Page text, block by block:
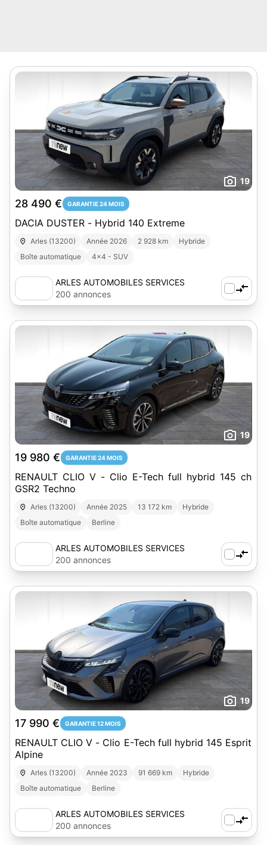
19
28 490 € GARANTIE 24 MOIS
DACIA DUSTER - Hybrid 140 Extreme
Arles (13200) Année 2026 2 928 km
Hybride
Boîte automatique
4x4 - SUV
ARLES AUTOMOBILES SERVICES
200 annonces
19
19 980 € GARANTIE 24 MOIS
RENAULT CLIO V - Clio E-Tech full hybrid 145 ch
GSR2 Techno
Arles (13200) Année 2025 13 172 km
Hybride
Boîte automatique
Berline
ARLES AUTOMOBILES SERVICES
200 annonces
19
17 990 € GARANTIE 12 MOIS
RENAULT CLIO V - Clio E-Tech full hybrid 145 Esprit
Alpine
Arles (13200) Année 2023 91 669 km
Hybride
Boîte automatique
Berline
ARLES AUTOMOBILES SERVICES
200 annonces